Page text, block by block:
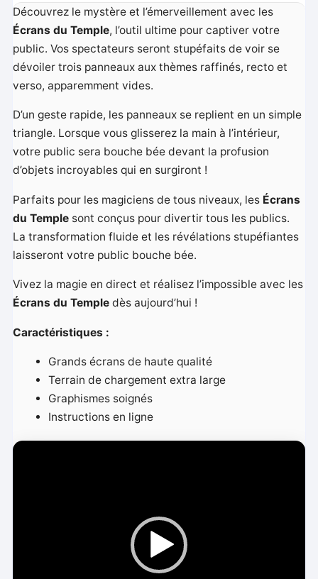
Découvrez le mystère et l’émerveillement avec les
Écrans du Temple, l’outil ultime pour captiver votre
public. Vos spectateurs seront stupéfaits de voir se
dévoiler trois panneaux aux thèmes raffinés, recto et
verso, apparemment vides.
D’un geste rapide, les panneaux se replient en un simple
triangle. Lorsque vous glisserez la main à l’intérieur,
votre public sera bouche bée devant la profusion
d’objets incroyables qui en surgiront !
Parfaits pour les magiciens de tous niveaux, les Écrans
du Temple sont conçus pour divertir tous les publics.
La transformation fluide et les révélations stupéfiantes
laisseront votre public bouche bée.
Vivez la magie en direct et réalisez l’impossible avec les
Écrans du Temple dès aujourd’hui !
Caractéristiques :
Grands écrans de haute qualité
Terrain de chargement extra large
Graphismes soignés
Instructions en ligne